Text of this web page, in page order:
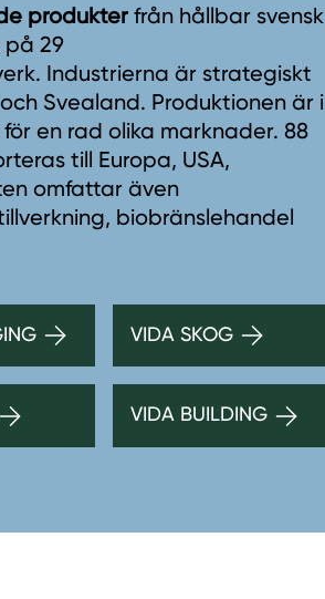
produkter från hållbar svensk
på 29
Industrierna är strategiskt
Svealand. Produktionen är i
en rad olika marknader. 88
till Europa, USA,
omfattar även
biobränslehandel
VIDA SKOG
VIDA BUILDING